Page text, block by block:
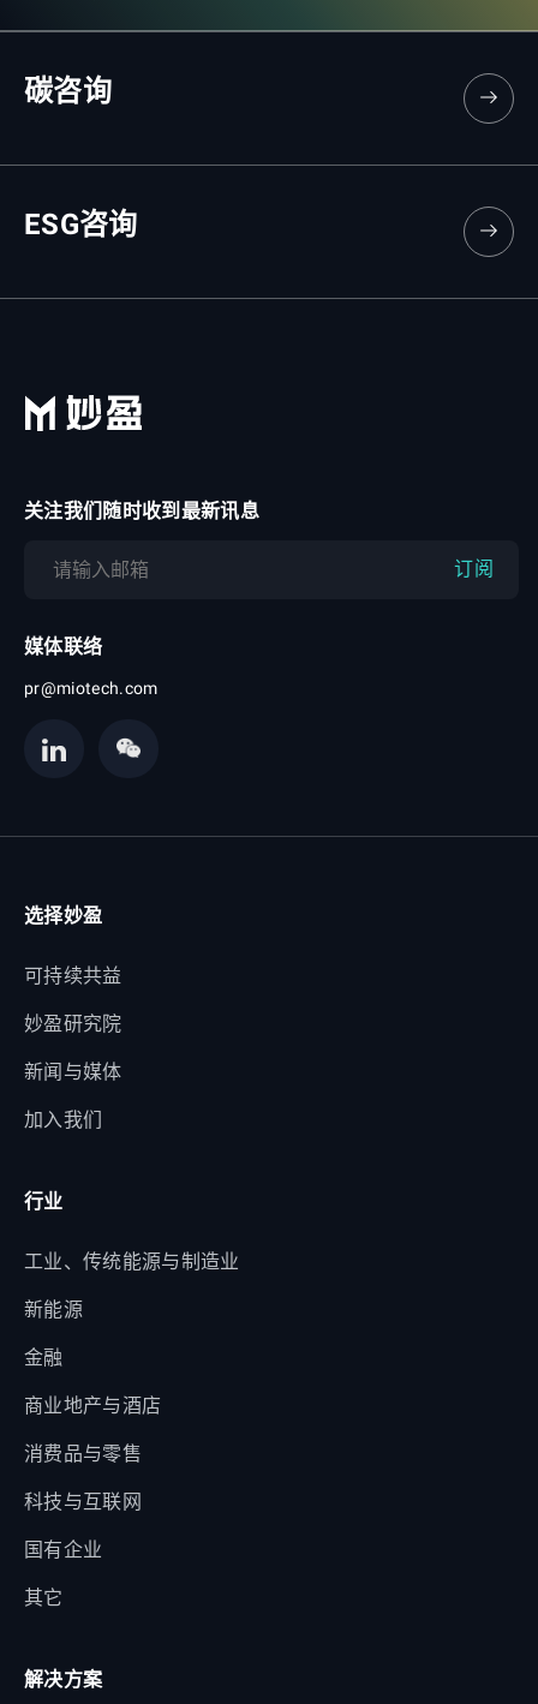
碳咨询
ESG咨询
关注我们随时收到最新讯息
订阅
媒体联络
pr@miotech.com
选择妙盈
可持续共益
妙盈研究院
新闻与媒体
加入我们
行业
工业、传统能源与制造业
新能源
金融
商业地产与酒店
消费品与零售
科技与互联网
国有企业
其它
解决方案